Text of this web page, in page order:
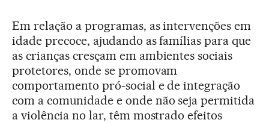
Em relação a programas, as intervenções em
idade precoce, ajudando as famílias para que
as crianças cresçam em ambientes sociais
protetores, onde se promovam
comportamento pró-social e de integração
com a comunidade e onde não seja permitida
a violência no lar, têm mostrado efeitos